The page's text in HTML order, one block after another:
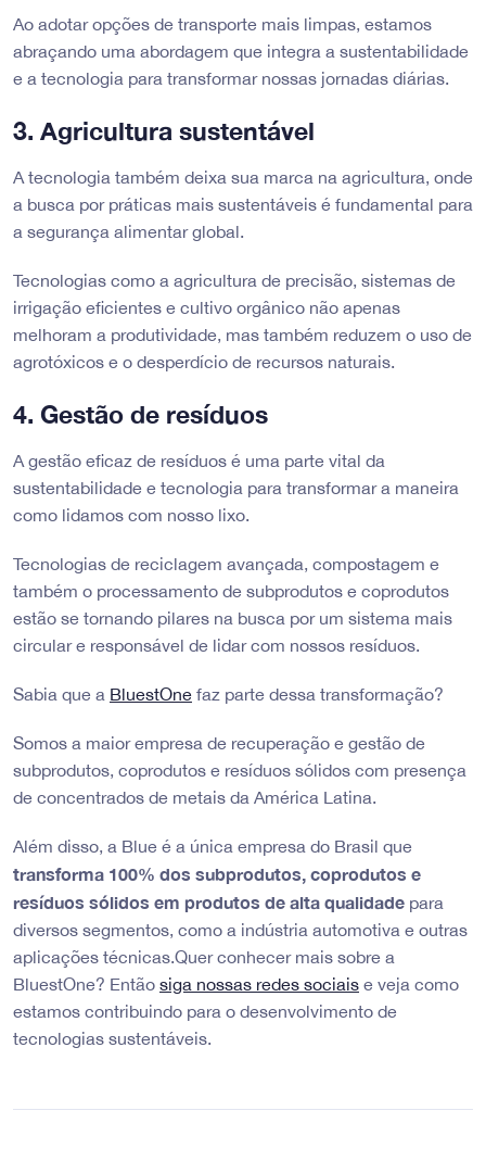
Ao adotar opções de transporte mais limpas, estamos
abraçando uma abordagem que integra a sustentabilidade
e a tecnologia para transformar nossas jornadas diárias.
3. Agricultura sustentável
A tecnologia também deixa sua marca na agricultura, onde
a busca por práticas mais sustentáveis é fundamental para
a segurança alimentar global.
Tecnologias como a agricultura de precisão, sistemas de
irrigação eficientes e cultivo orgânico não apenas
melhoram a produtividade, mas também reduzem o uso de
agrotóxicos e o desperdício de recursos naturais.
4. Gestão de resíduos
A gestão eficaz de resíduos é uma parte vital da
sustentabilidade e tecnologia para transformar a maneira
como lidamos com nosso lixo.
Tecnologias de reciclagem avançada, compostagem e
também o processamento de subprodutos e coprodutos
estão se tornando pilares na busca por um sistema mais
circular e responsável de lidar com nossos resíduos.
Sabia que a BluestOne faz parte dessa transformação?
Somos a maior empresa de recuperação e gestão de
subprodutos, coprodutos e resíduos sólidos com presença
de concentrados de metais da América Latina.
Além disso, a Blue é a única empresa do Brasil que
transforma 100% dos subprodutos, coprodutos e
resíduos sólidos em produtos de alta qualidade para
diversos segmentos, como a indústria automotiva e outras
aplicações técnicas.Quer conhecer mais sobre a
BluestOne? Então siga nossas redes sociais e veja como
estamos contribuindo para o desenvolvimento de
tecnologias sustentáveis.